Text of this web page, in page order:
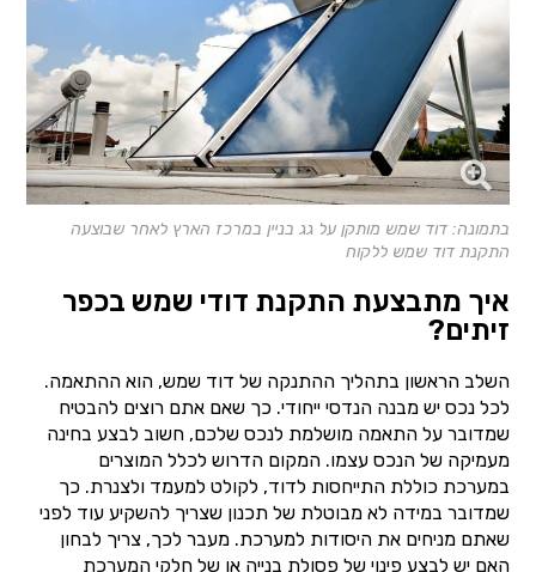
בתמונה: דוד שמש מותקן על גג בניין במרכז הארץ לאחר שבוצעה
התקנת דוד שמש ללקוח
איך מתבצעת התקנת דודי שמש בכפר
זיתים?
השלב הראשון בתהליך ההתנקה של דוד שמש, הוא ההתאמה.
לכל נכס יש מבנה הנדסי ייחודי. כך שאם אתם רוצים להבטיח
שמדובר על התאמה מושלמת לנכס שלכם, חשוב לבצע בחינה
מעמיקה של הנכס עצמו. המקום הדרוש לכלל המוצרים
במערכת כוללת התייחסות לדוד, לקולט למעמד ולצנרת. כך
שמדובר במידה לא מבוטלת של תכנון שצריך להשקיע עוד לפני
שאתם מניחים את היסודות למערכת. מעבר לכך, צריך לבחון
האם יש לבצע פינוי של פסולת בנייה או של חלקי המערכת